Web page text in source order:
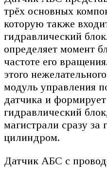
трёх основных
которую также
гидравлический
определяет момент
частоте его
этого
модуль управления
датчика и
гидравлический
магистрали сразу
цилиндром.
Датчик АБС с